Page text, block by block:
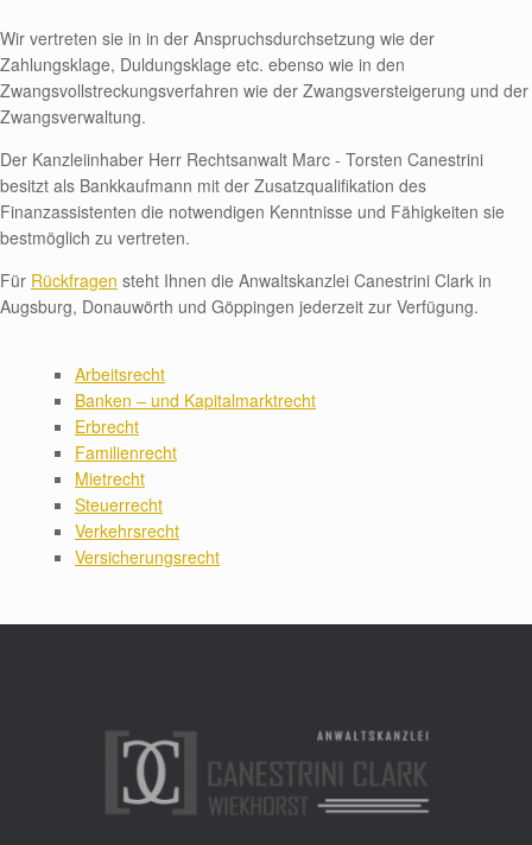
Wir vertreten sie in in der Anspruchsdurchsetzung wie der
Zahlungsklage, Duldungsklage etc. ebenso wie in den
Zwangsvollstreckungsverfahren wie der Zwangsversteigerung und der
Zwangsverwaltung.
Der Kanzleiinhaber Herr Rechtsanwalt Marc - Torsten Canestrini
besitzt als Bankkaufmann mit der Zusatzqualifikation des
Finanzassistenten die notwendigen Kenntnisse und Fähigkeiten sie
bestmöglich zu vertreten.
Für Rückfragen steht Ihnen die Anwaltskanzlei Canestrini Clark in
Augsburg, Donauwörth und Göppingen jederzeit zur Verfügung.
Arbeitsrecht
Banken – und Kapitalmarktrecht
Erbrecht
Familienrecht
Mietrecht
Steuerrecht
Verkehrsrecht
Versicherungsrecht